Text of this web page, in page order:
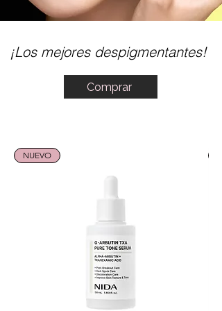
¡Los mejores despigmentantes!
Comprar
NUEVO